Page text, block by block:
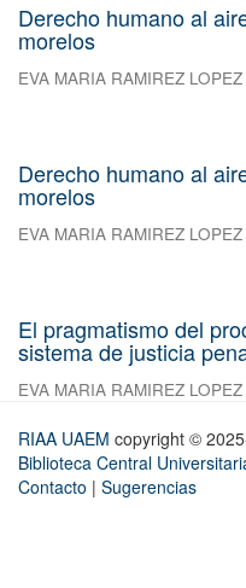
Derecho humano al
morelos
EVA MARIA RAMIREZ LOPEZ
Derecho humano al
morelos
EVA MARIA RAMIREZ LOPEZ
El pragmatismo del
sistema de justicia
EVA MARIA RAMIREZ LOPEZ
RIAA UAEM copyright ©
Biblioteca Central
Contacto | Sugerencias